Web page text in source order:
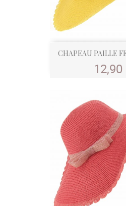
CHAPEAU PAILLE
Prix
12,90